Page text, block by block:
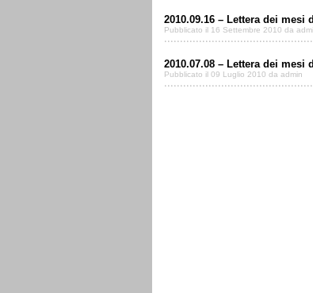
2010.09.16 – Lettera dei
Pubblicato il 16 Settembre 2010 da
2010.07.08 – Lettera dei
Pubblicato il 09 Luglio 2010 da admin